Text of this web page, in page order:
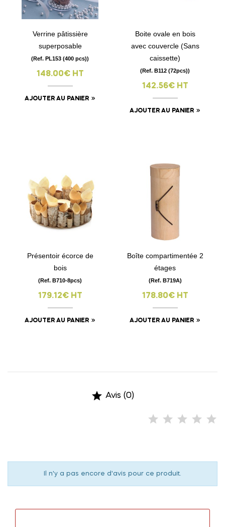
Verrine pâtissière
superposable
(Ref. PL153 (400 pcs))
148.00€ HT
AJOUTER AU PANIER
Boite ovale en bois
avec couvercle (Sans
caissette)
(Ref. B112 (72pcs))
142.56€ HT
AJOUTER AU PANIER
Présentoir écorce de
bois
(Ref. B710-8pcs)
179.12€ HT
AJOUTER AU PANIER
Boîte compartimentée 2
étages
(Ref. B719A)
178.80€ HT
AJOUTER AU PANIER
 Avis (0)
Il n'y a pas encore d'avis pour ce produit.